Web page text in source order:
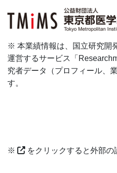
※ 本業績情報は、国立研究開
運営するサービス「
究者データ（プロフィール、
す。
※ をクリックすると外部の